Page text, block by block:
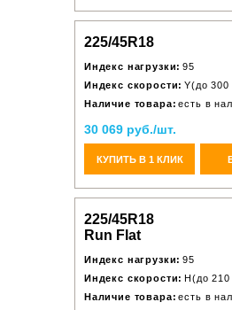
225/45R18
Индекс нагрузки: 95
Индекс скорости: Y(до 300
Наличие товара: есть в
30 069 руб./шт.
КУПИТЬ В 1 КЛИК
225/45R18
Run Flat
Индекс нагрузки: 95
Индекс скорости: H(до
Наличие товара: есть в